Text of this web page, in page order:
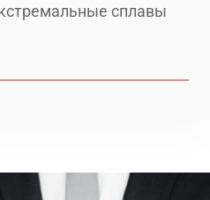
сплавы